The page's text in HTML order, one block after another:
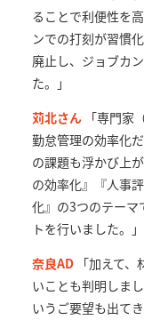
ることで利便性を
ンでの打刻が習慣
廃止し、ジョブカ
た。」
苅北さん 「専門家
勤怠管理の効率化
の課題も浮かび上
の効率化』『人事
化』の3つのテーマ
トを行いました。」
奈良AD 「加えて
いことも判明しま
いうご要望も出てき